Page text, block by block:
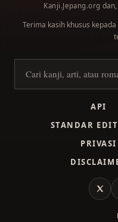
Kanji.Jepang.org
Terima kasih khusus
Cari kanji
API
STANDAR
PRIVASI
X